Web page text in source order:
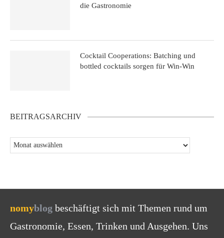
die Gastronomie
Cocktail Cooperations: Batching und
bottled cocktails sorgen für Win-Win
BEITRAGSARCHIV
nomyblog beschäftigt sich mit Themen rund um
Gastronomie, Essen, Trinken und Ausgehen. Uns